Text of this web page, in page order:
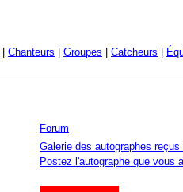
Chanteurs Groupes Catcheurs
Forum
Galerie des autographes
Postez l'autographe que vous